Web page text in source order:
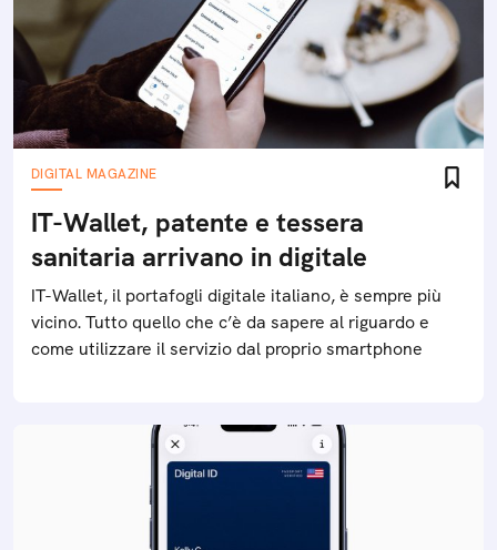
DIGITAL MAGAZINE
IT-Wallet, patente e tessera
sanitaria arrivano in digitale
IT-Wallet, il portafogli digitale italiano, è sempre più
vicino. Tutto quello che c’è da sapere al riguardo e
come utilizzare il servizio dal proprio smartphone